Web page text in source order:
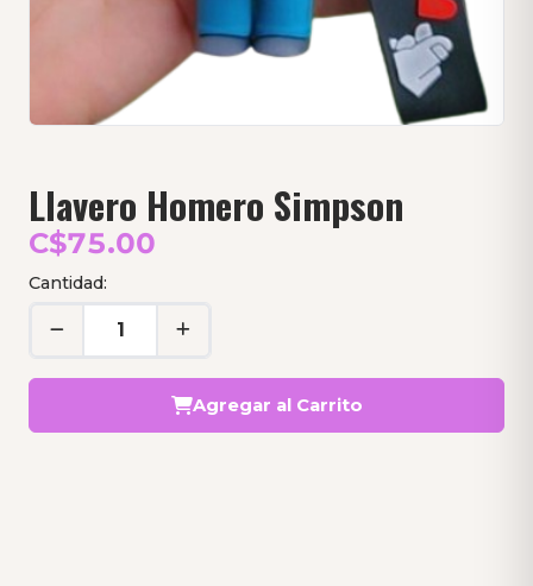
Llavero Homero Simpson
C$75.00
Cantidad:
Agregar al Carrito